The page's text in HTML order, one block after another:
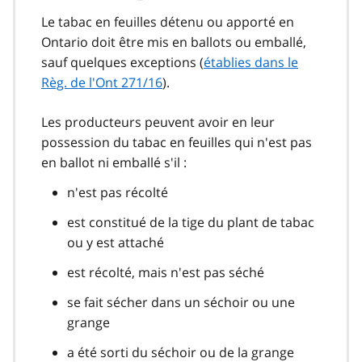
Le tabac en feuilles détenu ou apporté en
Ontario doit être mis en ballots ou emballé,
sauf quelques exceptions (établies dans le
Règ. de l'Ont 271/16).
Les producteurs peuvent avoir en leur
possession du tabac en feuilles qui n'est pas
en ballot ni emballé s'il :
n'est pas récolté
est constitué de la tige du plant de tabac
ou y est attaché
est récolté, mais n'est pas séché
se fait sécher dans un séchoir ou une
grange
a été sorti du séchoir ou de la grange